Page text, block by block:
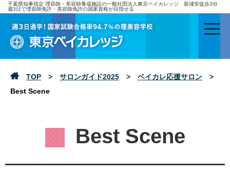
千葉県知事指定 理容師・美容師養成施設の一般社団法人東京ベイカレッジ 新浦安徒歩3分
週3日で理容師免許・美容師免許の国家資格が目指せる
TOP > サロンガイド2025 > ベイカレ応援サロン
>
Best Scene
Best Scene